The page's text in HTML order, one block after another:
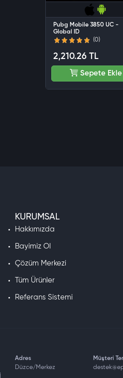
Pubg Mobile 3850 UC -
Global ID
(0)
2,210.26 TL
Sepete Ekle
KURUMSAL
Hakkımızda
Bayimiz Ol
Çözüm Merkezi
Tüm Ürünler
Referans Sistemi
Adres
Düzce/Merkez
Müşteri